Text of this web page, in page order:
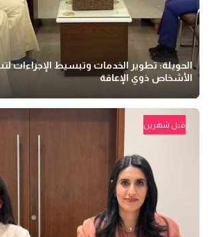
الحويلة: تطوير الخدمات وتبسيط الإجراءات
الأشخاص ذوي الإعاقة
قبل شهرين